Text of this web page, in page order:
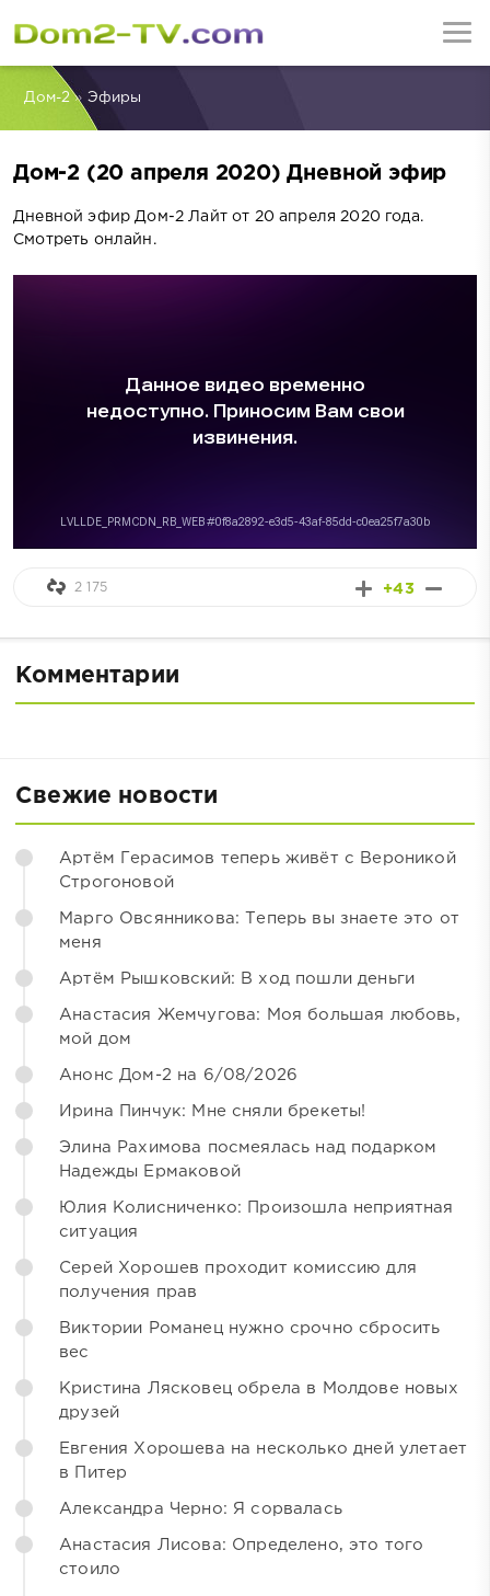
Дом-2» Эфиры
Дом-2 (20 апреля 2020) Дневной эфир
Дневной эфир Дом-2 Лайт от 20 апреля 2020 года.
Смотреть онлайн.
+43
2 175
Комментарии
Свежие новости
Артём Герасимов теперь живёт с Вероникой
Строгоновой
Марго Овсянникова: Теперь вы знаете это от
меня
Артём Рышковский: В ход пошли деньги
Анастасия Жемчугова: Моя большая любовь,
мой дом
Анонс Дом-2 на 6/08/2026
Ирина Пинчук: Мне сняли брекеты!
Элина Рахимова посмеялась над подарком
Надежды Ермаковой
Юлия Колисниченко: Произошла неприятная
ситуация
Серей Хорошев проходит комиссию для
получения прав
Виктории Романец нужно срочно сбросить
вес
Кристина Лясковец обрела в Молдове новых
друзей
Евгения Хорошева на несколько дней улетает
в Питер
Александра Черно: Я сорвалась
Анастасия Лисова: Определено, это того
стоило